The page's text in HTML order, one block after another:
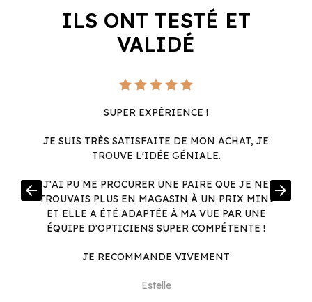
ILS ONT TESTÉ ET
VALIDÉ
SUPER EXPÉRIENCE !
JE SUIS TRÈS SATISFAITE DE MON ACHAT, JE
TROUVE L'IDÉE GÉNIALE.
J'AI PU ME PROCURER UNE PAIRE QUE JE NE
TROUVAIS PLUS EN MAGASIN À UN PRIX MINI
ET ELLE A ÉTÉ ADAPTÉE À MA VUE PAR UNE
ÉQUIPE D'OPTICIENS SUPER COMPÉTENTE !
JE RECOMMANDE VIVEMENT
Estelle
arrow_back arrow_forward